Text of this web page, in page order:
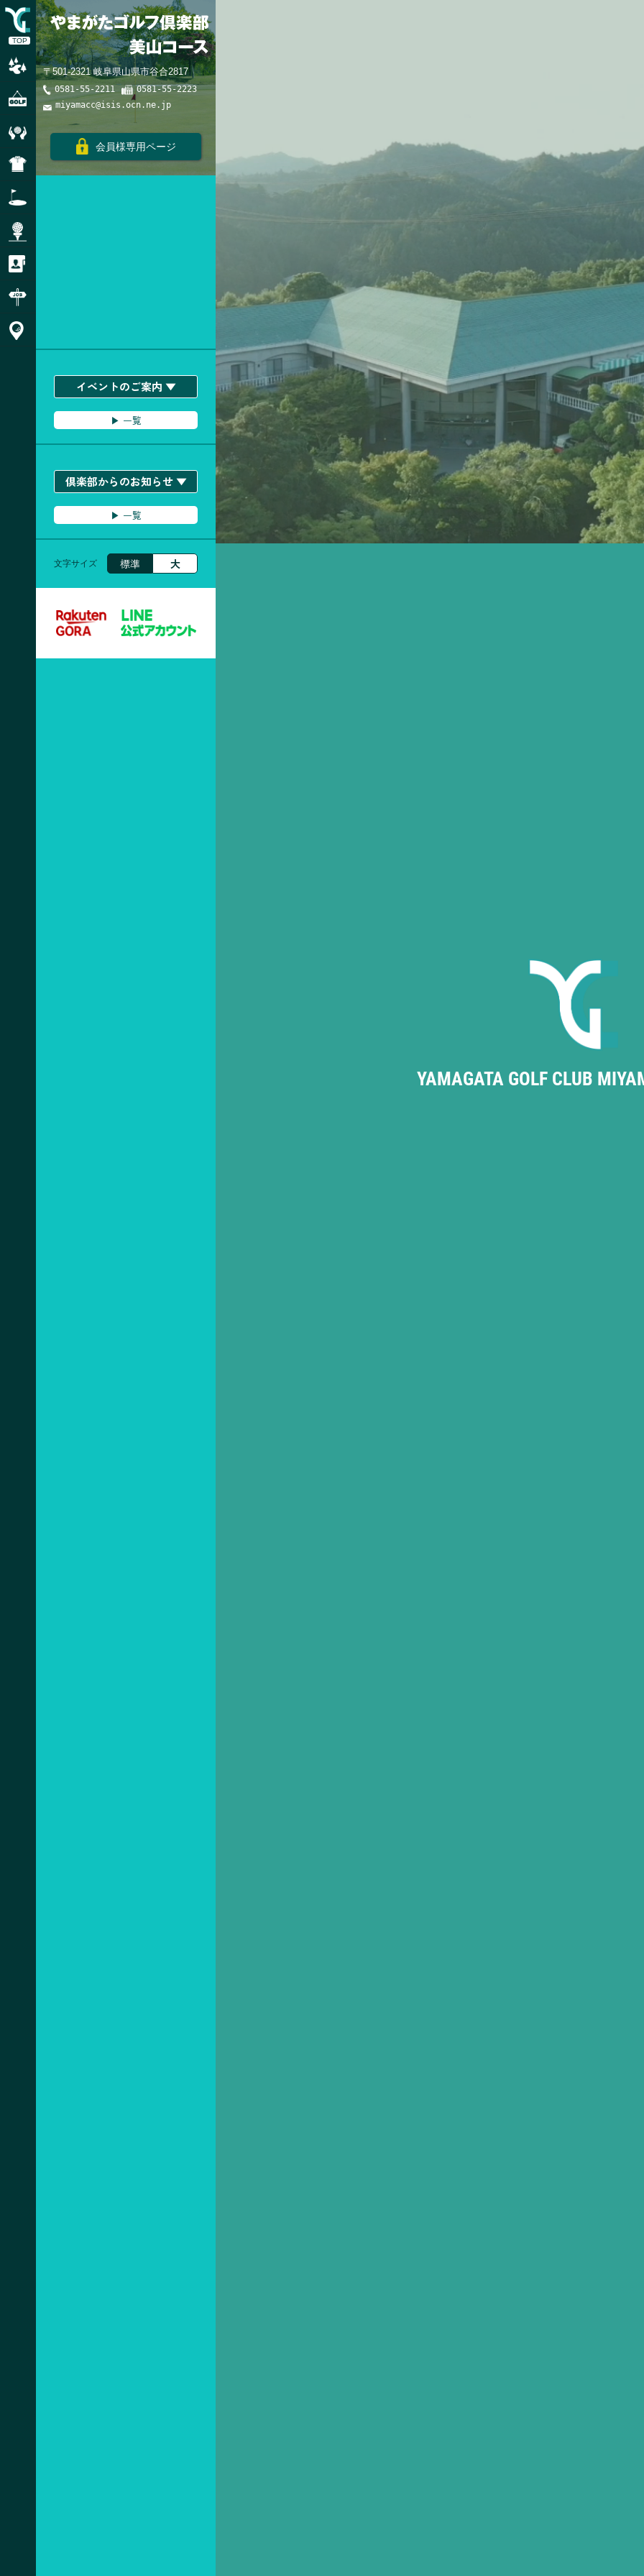
TOP
コースレート・スロープレート
ご利用にあたって
品質・環境方針
〒501-2321 岐阜県山県市谷合2817
0581-55-2211
0581-55-2223
miyamacc@isis.ocn.ne.jp
会員様専用ページ
イベントのご案内 ▼
▶︎ 一覧
倶楽部からのお知らせ ▼
▶︎ 一覧
文字サイズ 標準 大
YAMAGATA GOLF CLUB